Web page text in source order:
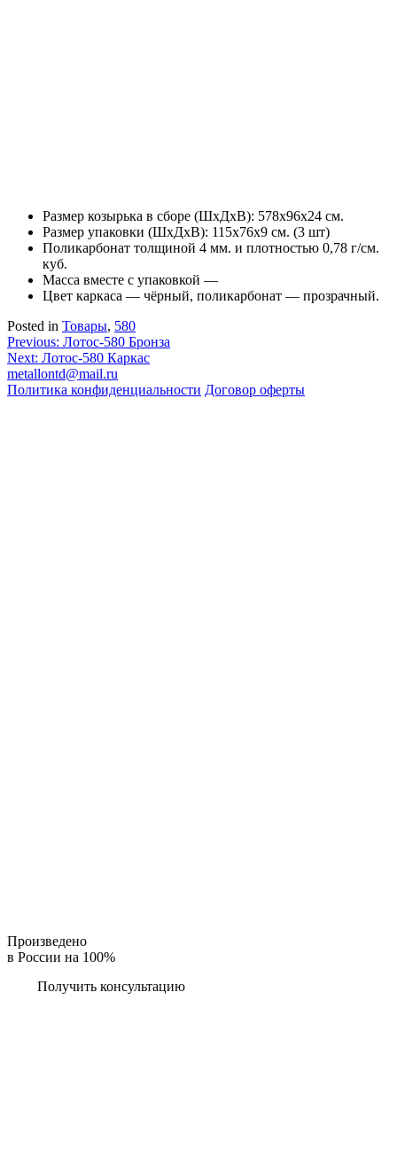
Размер козырька в сборе (ШхДхВ): 578х96х24 см.
Размер упаковки (ШхДхВ): 115х76х9 см. (3 шт)
Поликарбонат толщиной 4 мм. и плотностью 0,78 г/см.
куб.
Масса вместе с упаковкой —
Цвет каркаса — чёрный, поликарбонат — прозрачный.
Posted in Товары, 580
Навигация
по
записям
Previous: Лотос-580 Бронза
Next: Лотос-580 Каркас
metallontd@mail.ru
Политика конфиденциальности Договор оферты
Произведено
в России на 100%
Получить консультацию